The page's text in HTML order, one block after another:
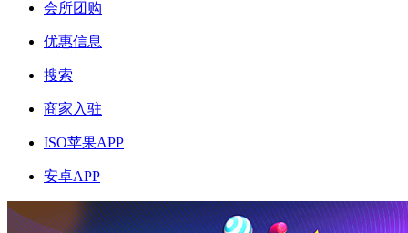
会所团购
优惠信息
搜索
商家入驻
ISO苹果APP
安卓APP